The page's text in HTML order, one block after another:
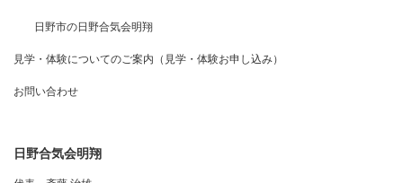
日野市の日野合気会明翔
見学・体験についてのご案内（見学・体験お申し込み）
お問い合わせ
日野合気会明翔